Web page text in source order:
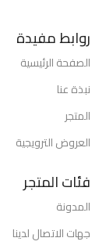
روابط مفيدة
الصفحة الرئيسية
نبذة عنا
المتجر
العروض الترويجية
فئات المتجر
المدونة
جهات الاتصال لدينا